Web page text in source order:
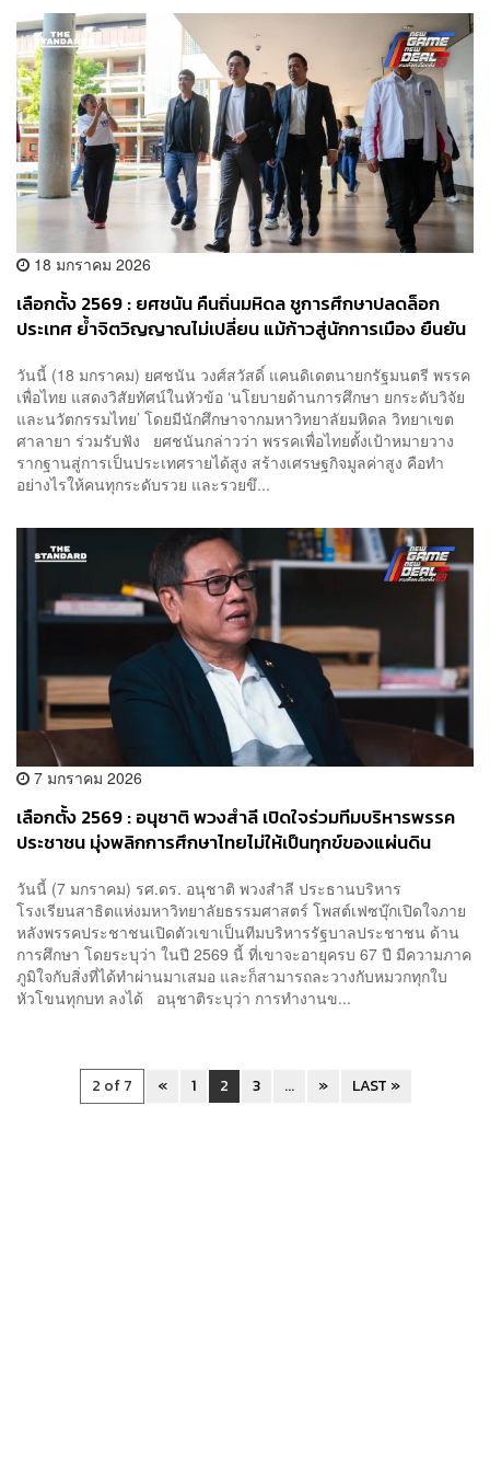
18 มกราคม 2026
เลือกตั้ง 2569 : ยศชนัน คืนถิ่นมหิดล ชูการศึกษาปลดล็อก
ประเทศ ย้ำจิตวิญญาณไม่เปลี่ยน แม้ก้าวสู่นักการเมือง ยืนยัน
วันนี้ (18 มกราคม) ยศชนัน วงศ์สวัสดิ์ แคนดิเดตนายกรัฐมนตรี พรรค
เพื่อไทย แสดงวิสัยทัศน์ในหัวข้อ ‘นโยบายด้านการศึกษา ยกระดับวิจัย
และนวัตกรรมไทย’ โดยมีนักศึกษาจากมหาวิทยาลัยมหิดล วิทยาเขต
ศาลายา ร่วมรับฟัง ยศชนันกล่าวว่า พรรคเพื่อไทยตั้งเป้าหมายวาง
รากฐานสู่การเป็นประเทศรายได้สูง สร้างเศรษฐกิจมูลค่าสูง คือทำ
อย่างไรให้คนทุกระดับรวย และรวยขึ...
7 มกราคม 2026
เลือกตั้ง 2569 : อนุชาติ พวงสำลี เปิดใจร่วมทีมบริหารพรรค
ประชาชน มุ่งพลิกการศึกษาไทยไม่ให้เป็นทุกข์ของแผ่นดิน
วันนี้ (7 มกราคม) รศ.ดร. อนุชาติ พวงสำลี ประธานบริหาร
โรงเรียนสาธิตแห่งมหาวิทยาลัยธรรมศาสตร์ โพสต์เฟซบุ๊กเปิดใจภาย
หลังพรรคประชาชนเปิดตัวเขาเป็นทีมบริหารรัฐบาลประชาชน ด้าน
การศึกษา โดยระบุว่า ในปี 2569 นี้ ที่เขาจะอายุครบ 67 ปี มีความภาค
ภูมิใจกับสิ่งที่ได้ทำผ่านมาเสมอ และก็สามารถละวางกับหมวกทุกใบ
หัวโขนทุกบท ลงได้ อนุชาติระบุว่า การทำงานข...
2 of 7 « 1 2 3 ... » LAST »